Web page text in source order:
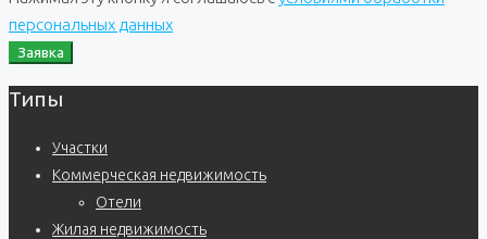
персональных данных
Заявка
Типы
Участки
Коммерческая недвижимость
Отели
Жилая недвижимость